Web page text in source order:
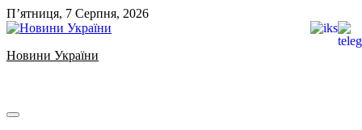
Skip
to
П’ятниця, 7 Серпня, 2026
Новини України